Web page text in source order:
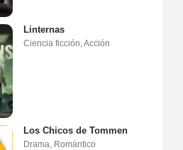
Linternas
Ciencia ficción Acción
Los Chicos de Tommen
Drama Romántico